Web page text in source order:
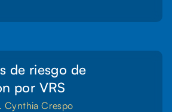
de riesgo de
por VRS
Cynthia Crespo